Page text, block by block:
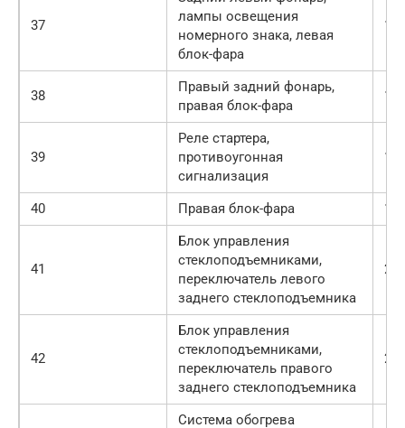
37
лампы освещения
номерного знака, левая
блок-фара
10
38
Правый задний фонарь,
правая блок-фара
10
39
Реле стартера,
противоугонная
сигнализация
10
40 Правая блок-фара 10
41
Блок управления
стеклоподъемниками,
переключатель левого
заднего стеклоподъемника
25
42
Блок управления
стеклоподъемниками,
переключатель правого
заднего стеклоподъемника
25
Система обогрева